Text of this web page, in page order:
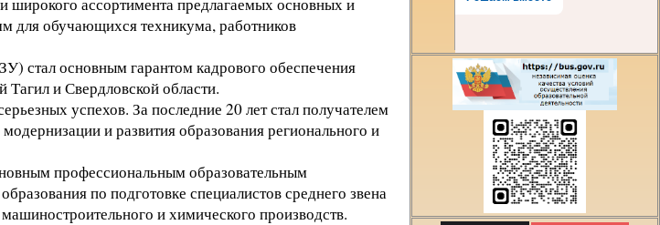
для обучающихся техникума, работников
стал основным гарантом кадрового обеспечения
и Свердловской области.
успехов. За последние 20 лет стал получателем
и развития образования регионального и
профессиональным образовательным
по подготовке специалистов среднего звена
и химического производств.